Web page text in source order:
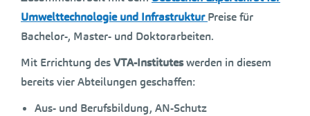
Umwelttechnologie und Infrastruktur Preise für
Bachelor-, Master- und Doktorarbeiten.
Mit Errichtung desVTA-Instituteswerden in diesem
bereits vier Abteilungen geschaffen:
Aus- und Berufsbildung, AN-Schutz